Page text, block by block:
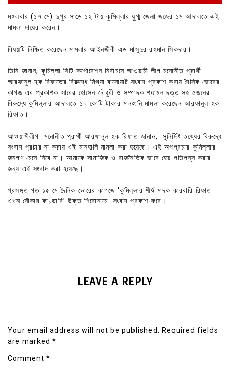
মঙ্গলবার (১৭ মে) দুপুর সাড়ে ১২ টায় কুমিল্লার যুগ্ম জেলা জজের ১ম আদালতে এই
মামলা দায়ের করেন।
বিষয়টি নিশ্চিত করেছেন মামলার আইনজীবী এড মাসুদুর রহমান সিকদার।
তিনি জানান, কুমিল্লা সিটি কর্পোরেশন নির্বাচনে আওয়ামী লীগ মনোনীত প্রার্থী
আরফানুল হক রিফাতের বিরুদ্ধে মিথ্যা বানোয়াট সংবাদ প্রকাশ করায় দৈনিক ভোরের
কাগজ এর প্রকাশক সাবের হোসেন চৌধুরী ও সম্পাদক শ্যামল দত্ত সহ ৫জনের
বিরুদ্ধে কুমিল্লার আদালতে ১০ কোটি টাকার মানহানি মামলা করেছেন আরফানুল হক
রিফাত।
আওয়ামীলীগ মনোনীত প্রার্থী আরফানুল হক রিফাত জানান, সুনির্দিষ্ট তথ্যের বিরুদ্ধে
সংবাদ প্রচার না করায় এই মানহানি মামলা করা হয়েছে। এই অপপ্রচার কুমিল্লার
জনগণ মেনে নিবে না। আমাকে সামাজিক ও রাজনৈতিক ভাবে হেয় পতিপন্ন করার
জন্য এই সংবাদ করা হয়েছে।
প্রসঙ্গত গত ১৫ মে দৈনিক ভোরের কাগজে ‘কুমিল্লার শীর্ষ মাদক কারবারি রিফাত
এখন নৌকার কাণ্ডারি’ উক্ত শিরোনামে সংবাদ প্রকাশ করে।
LEAVE A REPLY
Your email address will not be published.
Required fields
are marked *
Comment *